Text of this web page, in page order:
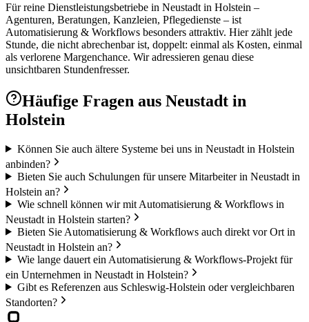
Für reine Dienstleistungsbetriebe in Neustadt in Holstein –
Agenturen, Beratungen, Kanzleien, Pflegedienste – ist
Automatisierung & Workflows besonders attraktiv. Hier zählt jede
Stunde, die nicht abrechenbar ist, doppelt: einmal als Kosten, einmal
als verlorene Margenchance. Wir adressieren genau diese
unsichtbaren Stundenfresser.
Häufige Fragen aus Neustadt in
Holstein
Können Sie auch ältere Systeme bei uns in Neustadt in Holstein
anbinden?
Bieten Sie auch Schulungen für unsere Mitarbeiter in Neustadt in
Holstein an?
Wie schnell können wir mit Automatisierung & Workflows in
Neustadt in Holstein starten?
Bieten Sie Automatisierung & Workflows auch direkt vor Ort in
Neustadt in Holstein an?
Wie lange dauert ein Automatisierung & Workflows-Projekt für
ein Unternehmen in Neustadt in Holstein?
Gibt es Referenzen aus Schleswig-Holstein oder vergleichbaren
Standorten?